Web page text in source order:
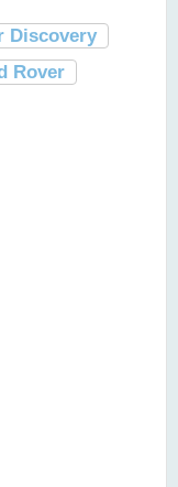
Discovery
Rover